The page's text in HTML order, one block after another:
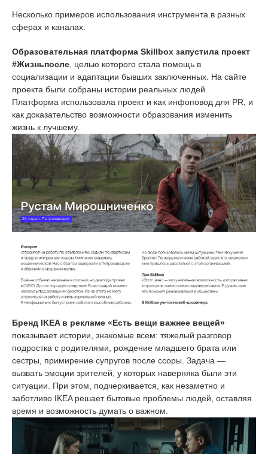
Несколько примеров использования инструмента в разных
сферах и каналах:
Образовательная платформа Skillbox запустила проект
#Жизньпосле, целью которого стала помощь в
социализации и адаптации бывших заключенных. На сайте
проекта были собраны истории реальных людей.
Платформа использовала проект и как инфоповод для PR, и
как доказательство возможности образования изменить
жизнь к лучшему.
Бренд IKEA в рекламе «Есть вещи важнее вещей»
показывает истории, знакомые всем: тяжелый разговор
подростка с родителями, рождение младшего брата или
сестры, примирение супругов после ссоры. Задача —
вызвать эмоции зрителей, у которых наверняка были эти
ситуации. При этом, подчеркивается, как незаметно и
заботливо IKEA решает бытовые проблемы людей, оставляя
время и возможность думать о важном.